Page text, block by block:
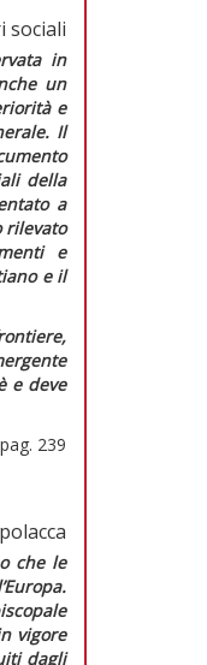
sociali
in
un
e
Il
della
a
rilevato
e
e il
e deve
239
che le
vigore
dagli